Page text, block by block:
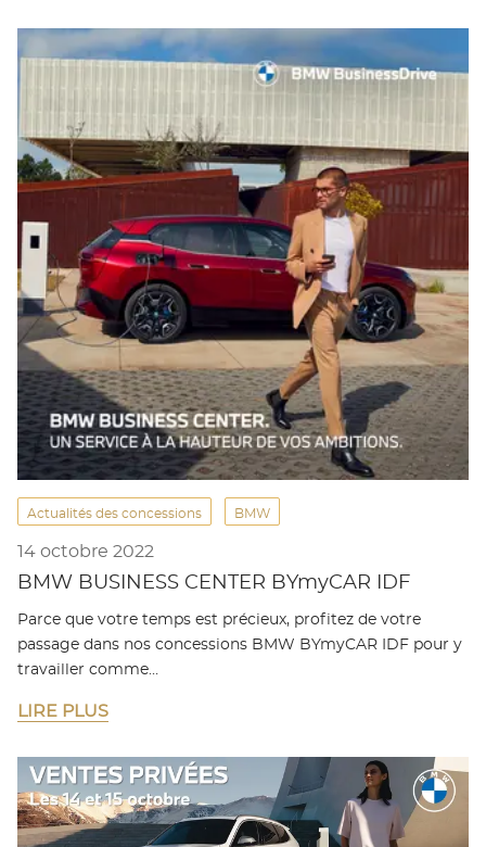
Actualités des concessions BMW
14 octobre 2022
BMW BUSINESS CENTER BYmyCAR IDF
Parce que votre temps est précieux, profitez de votre
passage dans nos concessions BMW BYmyCAR IDF pour y
travailler comme…
LIRE PLUS